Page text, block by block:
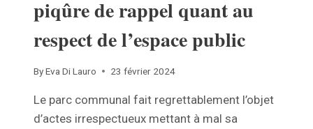
piqûre de rappel quant au
respect de l’espace public
ByEva Di Lauro 23 février 2024
Le parc communal fait regrettablement l’objet
d’actes irrespectueux mettant à mal sa